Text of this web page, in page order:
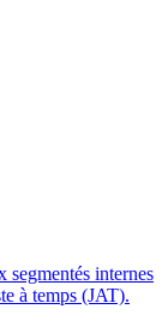
segmentés internes
à temps (JAT).